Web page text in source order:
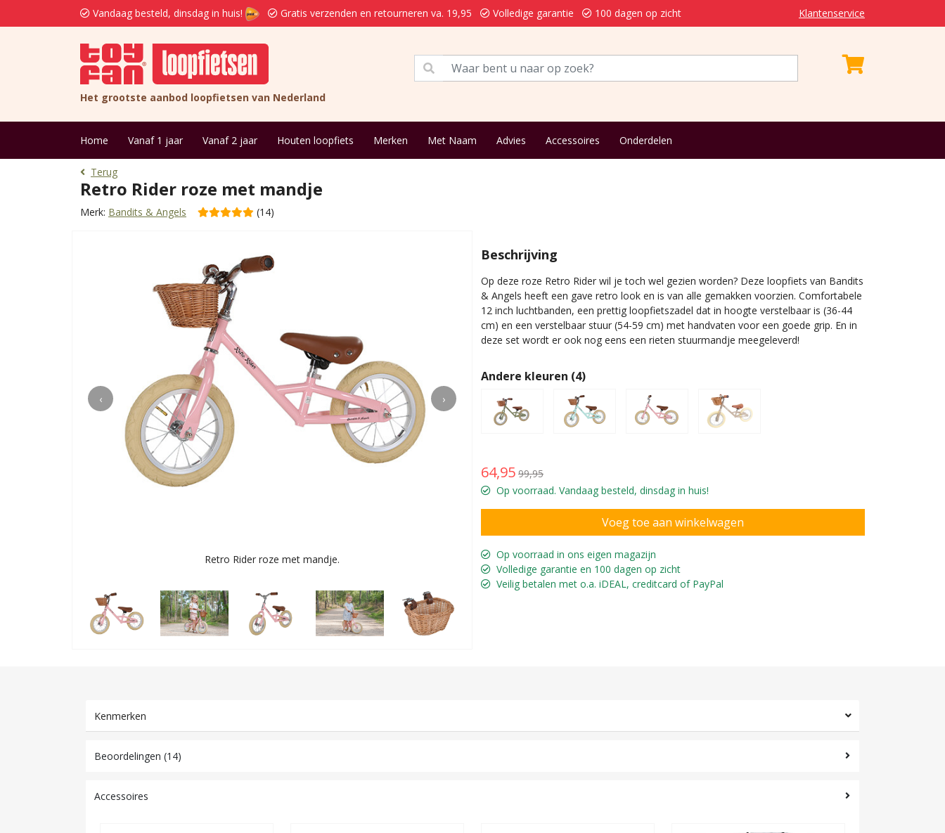
Vandaag besteld, dinsdag in huis! Gratis verzenden en retourneren va. 19,95 Volledige garantie 100 dagen op zicht Klantenservice
Het grootste aanbod loopfietsen van Nederland
Home Vanaf 1 jaar Vanaf 2 jaar Houten loopfiets Merken Met Naam Advies Accessoires Onderdelen
Terug
Retro Rider roze met mandje
Merk: Bandits & Angels (14)
‹ ›
Retro Rider roze met mandje. Guusje is 3 jaar en 95 cm lang.
Beschrijving
Op deze roze Retro Rider wil je toch wel gezien worden? Deze loopfiets van Bandits
& Angels heeft een gave retro look en is van alle gemakken voorzien. Comfortabele
12 inch luchtbanden, een prettig loopfietszadel dat in hoogte verstelbaar is (36-44
cm) en een verstelbaar stuur (54-59 cm) met handvaten voor een goede grip. En in
deze set wordt er ook nog eens een rieten stuurmandje meegeleverd!
Andere kleuren (4)
64,95 99,95
Op voorraad. Vandaag besteld, dinsdag in huis!
Op voorraad in ons eigen magazijn
Volledige garantie en 100 dagen op zicht
Veilig betalen met o.a. iDEAL, creditcard of PayPal
Kenmerken
Beoordelingen (14)
Accessoires